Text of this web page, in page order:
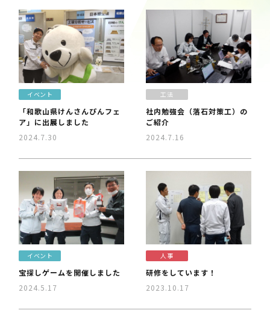
イベント
「和歌山県けんさんぴんフェ
ア」に出展しました
2024.7.30
工法
社内勉強会（落石対策工）の
ご紹介
2024.7.16
イベント
宝探しゲームを開催しました
2024.5.17
人事
研修をしています！
2023.10.17